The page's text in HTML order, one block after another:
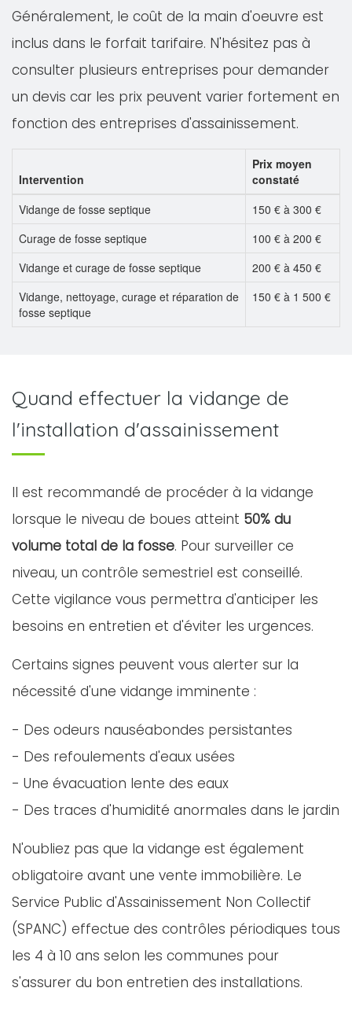
Généralement, le coût de la main d'oeuvre est
inclus dans le forfait tarifaire. N'hésitez pas à
consulter plusieurs entreprises pour demander
un devis car les prix peuvent varier fortement en
fonction des entreprises d'assainissement.
Intervention
Prix moyen
constaté
Vidange de fosse septique
150 € à 300 €
Curage de fosse septique
100 € à 200 €
Vidange et curage de fosse septique
200 € à 450 €
Vidange, nettoyage, curage et réparation de
fosse septique
150 € à 1 500 €
Quand effectuer la vidange de
l'installation d'assainissement
Il est recommandé de procéder à la vidange
lorsque le niveau de boues atteint 50% du
volume total de la fosse. Pour surveiller ce
niveau, un contrôle semestriel est conseillé.
Cette vigilance vous permettra d'anticiper les
besoins en entretien et d'éviter les urgences.
Certains signes peuvent vous alerter sur la
nécessité d'une vidange imminente :
- Des odeurs nauséabondes persistantes
- Des refoulements d'eaux usées
- Une évacuation lente des eaux
- Des traces d'humidité anormales dans le jardin
N'oubliez pas que la vidange est également
obligatoire avant une vente immobilière. Le
Service Public d'Assainissement Non Collectif
(SPANC) effectue des contrôles périodiques tous
les 4 à 10 ans selon les communes pour
s'assurer du bon entretien des installations.